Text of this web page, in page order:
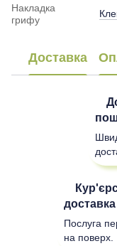
Накладка
грифу
Доставка
доставка
Послуга
на поверх.